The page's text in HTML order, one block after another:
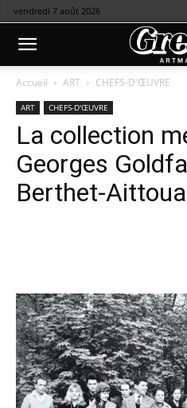
vendredi 7 août 2026
Accueil ART CHEFS-D'ŒUVRE
ART CHEFS-D'ŒUVRE
La collection
Georges
Berthet-